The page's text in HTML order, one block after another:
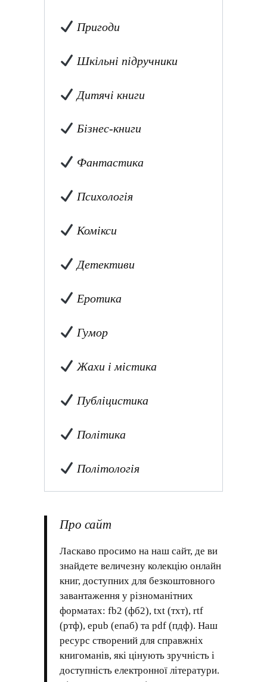
Пригоди
Шкільні підручники
Дитячі книги
Бізнес-книги
Фантастика
Психологія
Комікси
Детективи
Еротика
Гумор
Жахи і містика
Публіцистика
Політика
Політологія
Про сайт
Ласкаво просимо на наш сайт, де ви
знайдете величезну колекцію онлайн
книг, доступних для безкоштовного
завантаження у різноманітних
форматах: fb2 (фб2), txt (тхт), rtf
(ртф), epub (епаб) та pdf (пдф). Наш
ресурс створений для справжніх
книгоманів, які цінують зручність і
доступність електронної літератури.